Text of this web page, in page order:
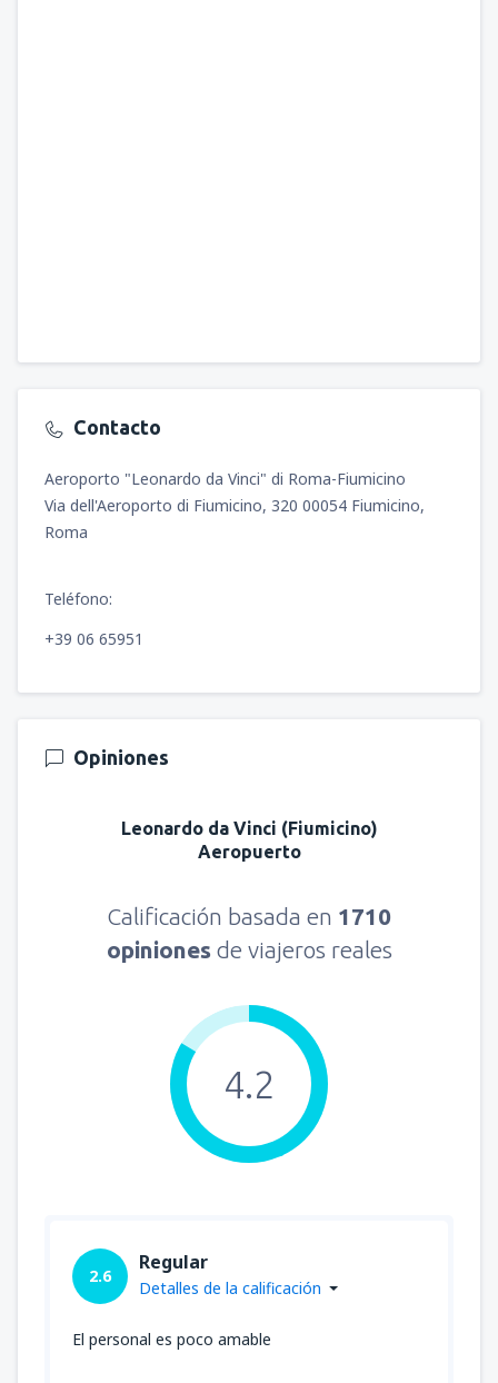
Contacto
Aeroporto "Leonardo da Vinci" di Roma-Fiumicino
Via dell'Aeroporto di Fiumicino, 320 00054 Fiumicino,
Roma
Teléfono:
+39 06 65951
Opiniones
Leonardo da Vinci (Fiumicino)
Aeropuerto
Calificación basada en 1710
opiniones de viajeros reales
4.2
2.6
Regular
Detalles de la calificación
El personal es poco amable